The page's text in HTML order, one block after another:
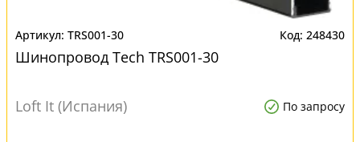
TRS001-30 248430
Шинопровод Tech TRS001-30
Loft It (Испания) По запросу